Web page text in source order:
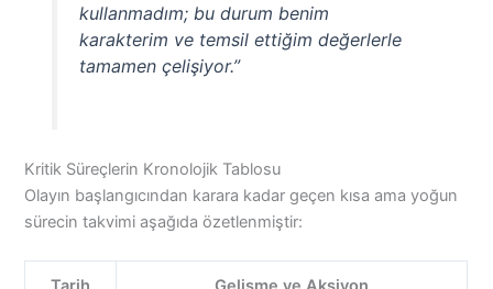
kullanmadım; bu durum benim
karakterim ve temsil ettiğim değerlerle
tamamen çelişiyor.”
Kritik Süreçlerin Kronolojik Tablosu
Olayın başlangıcından karara kadar geçen kısa ama yoğun
sürecin takvimi aşağıda özetlenmiştir: